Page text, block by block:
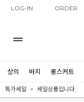
LOG-IN ORDER
상의 바지 롱스커트
특가세일 세일상품입니다.